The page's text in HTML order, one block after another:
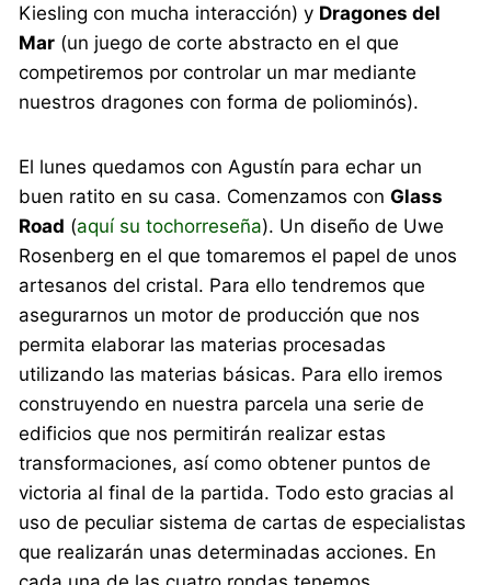
Kiesling con mucha interacción) y Dragones del
Mar (un juego de corte abstracto en el que
competiremos por controlar un mar mediante
nuestros dragones con forma de poliominós).
El lunes quedamos con Agustín para echar un
buen ratito en su casa. Comenzamos conGlass
Road (aquí su tochorreseña). Un diseño de Uwe
Rosenberg en el que tomaremos el papel de unos
artesanos del cristal. Para ello tendremos que
asegurarnos un motor de producción que nos
permita elaborar las materias procesadas
utilizando las materias básicas. Para ello iremos
construyendo en nuestra parcela una serie de
edificios que nos permitirán realizar estas
transformaciones, así como obtener puntos de
victoria al final de la partida. Todo esto gracias al
uso de peculiar sistema de cartas de especialistas
que realizarán unas determinadas acciones. En